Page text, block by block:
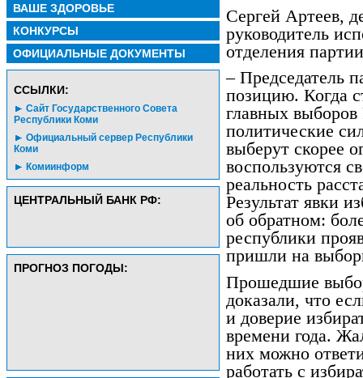
ВАШЕ ЗДОРОВЬЕ
КОНКУРСЫ
ОФИЦИАЛЬНЫЕ ДОКУМЕНТЫ
CСЫЛКИ:
Сайт Государственного Совета
Республики Коми
Официальный сервер Республики
Коми
Комиинформ
ЦЕНТРАЛЬНЫЙ БАНК РФ:
ПРОГНОЗ ПОГОДЫ:
Сергей Артеев,
руководитель
отделения
– Председатель
позицию. Когда
главных
политические
выберут скорее
воспользуются
реальность
Результат явки
об обратном:
республики
пришли на
Прошедшие
доказали, что
и доверие
времени года.
них можно
работать с